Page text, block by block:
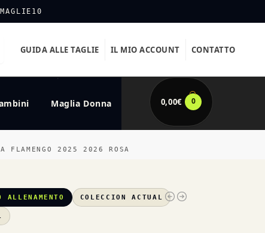
GUIDA ALLE TAGLIE IL MIO ACCOUNT CONTATTO
Maglia Donna 0,00€ 0
FLAMENGO 2025 2026 ROSA
ALLENAMENTO COLECCION ACTUAL